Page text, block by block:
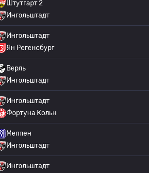
Штутгарт 2
Ингольштадт
Ингольштадт
Ян Регенсбург
Верль
Ингольштадт
Ингольштадт
Фортуна Кольн
Меппен
Ингольштадт
Ингольштадт